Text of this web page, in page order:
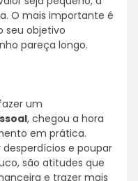
O mais importante é
objetivo
pareça longo.
um
, chegou a hora
em prática.
e poupar
são atitudes que
e trazer mais